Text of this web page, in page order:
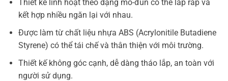
Thiết kế linh hoạt theo dạng mô-đun có thể lắp ráp và
kết hợp nhiều ngăn lại với nhau.
Được làm từ chất liệu nhựa ABS (Acrylonitile Butadiene
Styrene) có thể tái chế và thân thiện với môi trường.
Thiết kế không góc cạnh, dễ dàng tháo lắp, an toàn với
người sử dụng.